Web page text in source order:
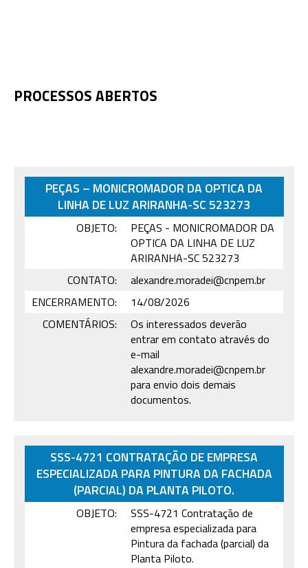
PROCESSOS ABERTOS
PEÇAS – MONICROMADOR DA OPTICA DA
LINHA DE LUZ ARIRANHA-SC 523273
OBJETO:
PEÇAS - MONICROMADOR DA
OPTICA DA LINHA DE LUZ
ARIRANHA-SC 523273
CONTATO:
alexandre.moradei@cnpem.br
ENCERRAMENTO:
14/08/2026
COMENTÁRIOS:
Os interessados deverão
entrar em contato através do
e-mail
alexandre.moradei@cnpem.br
para envio dois demais
documentos.
SSS-4721 CONTRATAÇÃO DE EMPRESA
ESPECIALIZADA PARA PINTURA DA FACHADA
(PARCIAL) DA PLANTA PILOTO.
OBJETO:
SSS-4721 Contratação de
empresa especializada para
Pintura da fachada (parcial) da
Planta Piloto.